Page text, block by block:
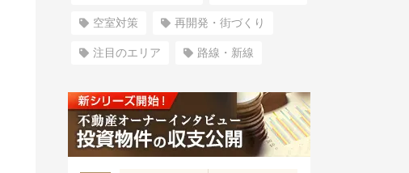
空室対策 再開発・街づくり
注目のエリア 路線・新線